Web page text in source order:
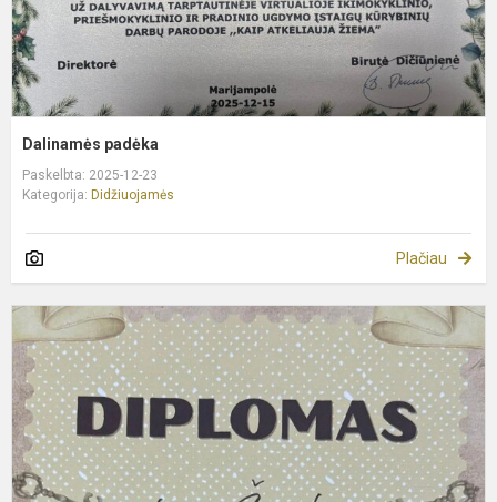
Dalinamės padėka
Paskelbta: 2025-12-23
Kategorija: Didžiuojamės
Plačiau